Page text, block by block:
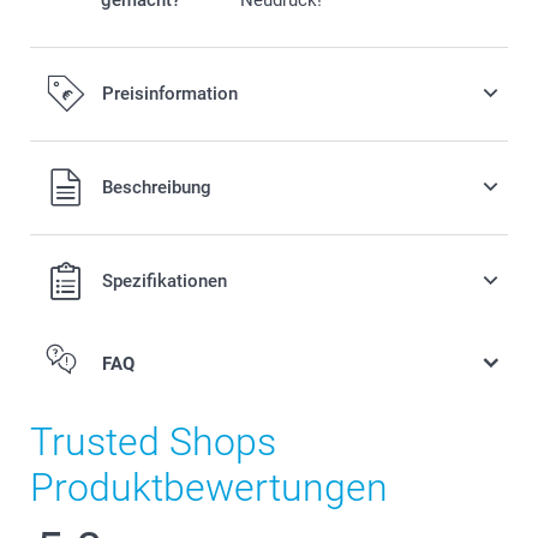
Preisinformation
Alle Preise verstehen sich in EURO (€) inkl. MwSt. und zzgl.
Versandkosten.Beschreibung
Spezifikationen
FAQ
Trusted Shops
Produktbewertungen